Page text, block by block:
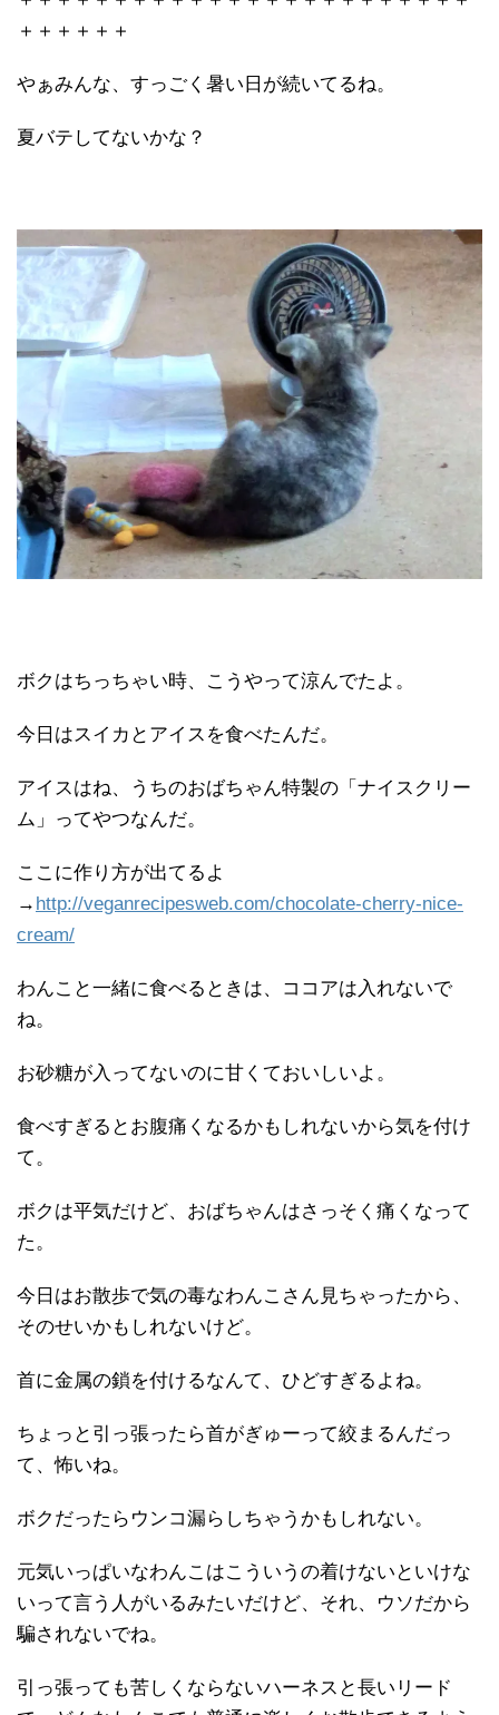
＋＋＋＋＋＋
やぁみんな、すっごく暑い日が続いてるね。
夏バテしてないかな？
ボクはちっちゃい時、こうやって涼んでたよ。
今日はスイカとアイスを食べたんだ。
アイスはね、うちのおばちゃん特製の「ナイスクリー
ム」ってやつなんだ。
ここに作り方が出てるよ
→ http://veganrecipesweb.com/chocolate-cherry-nice-
cream/
わんこと一緒に食べるときは、ココアは入れないで
ね。
お砂糖が入ってないのに甘くておいしいよ。
食べすぎるとお腹痛くなるかもしれないから気を付け
て。
ボクは平気だけど、おばちゃんはさっそく痛くなって
た。
今日はお散歩で気の毒なわんこさん見ちゃったから、
そのせいかもしれないけど。
首に金属の鎖を付けるなんて、ひどすぎるよね。
ちょっと引っ張ったら首がぎゅーって絞まるんだっ
て、怖いね。
ボクだったらウンコ漏らしちゃうかもしれない。
元気いっぱいなわんこはこういうの着けないといけな
いって言う人がいるみたいだけど、それ、ウソだから
騙されないでね。
引っ張っても苦しくならないハーネスと長いリード